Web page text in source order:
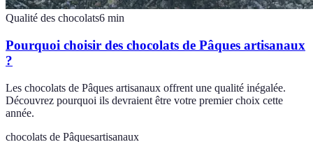
Qualité des chocolats6 min
Pourquoi choisir des chocolats de Pâques artisanaux
?
Les chocolats de Pâques artisanaux offrent une qualité inégalée.
Découvrez pourquoi ils devraient être votre premier choix cette
année.
chocolats de Pâquesartisanaux